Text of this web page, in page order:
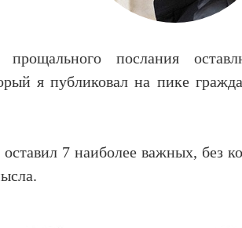
прощального послания
я публиковал на пике
7 наиболее важных, без